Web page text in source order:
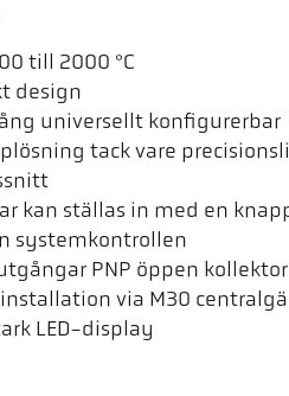
till 2000 °C
design
universellt konfigurerbar
tack vare
kan ställas in med en
systemkontrollen
PNP öppen kollektor
via M30
LED-display